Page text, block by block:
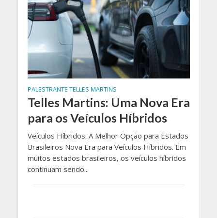
PALESTRANTE TELLES MARTINS
Telles Martins: Uma Nova Era
para os Veículos Híbridos
Veículos Híbridos: A Melhor Opção para Estados
Brasileiros Nova Era para Veículos Híbridos. Em
muitos estados brasileiros, os veículos híbridos
continuam sendo...